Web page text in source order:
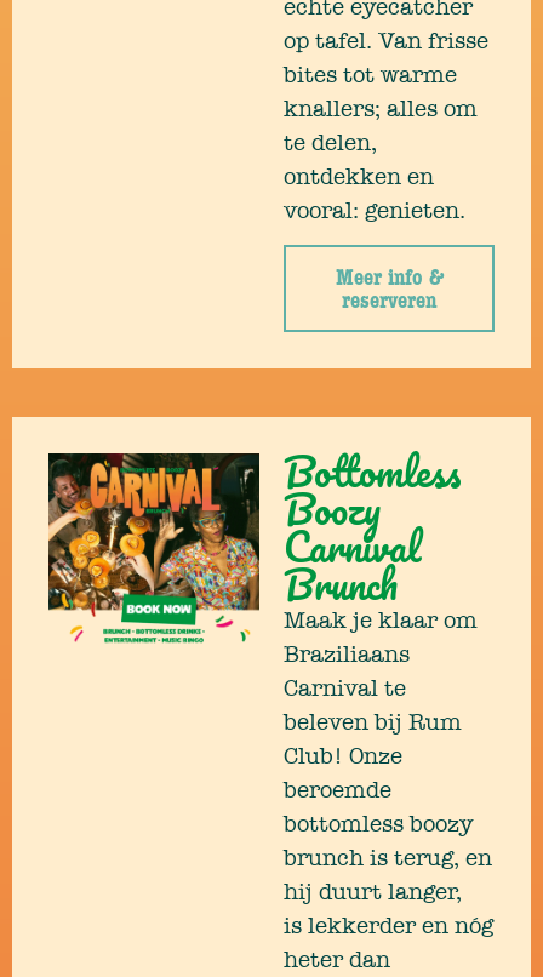
echte eyecatcher
op tafel. Van frisse
bites tot warme
knallers; alles om
te delen,
ontdekken en
vooral: genieten.
Meer info &
reserveren
Bottomless
Boozy
Carnival
Brunch
Maak je klaar om
Braziliaans
Carnival te
beleven bij Rum
Club! Onze
beroemde
bottomless boozy
brunch is terug, en
hij duurt langer,
is lekkerder en nóg
heter dan